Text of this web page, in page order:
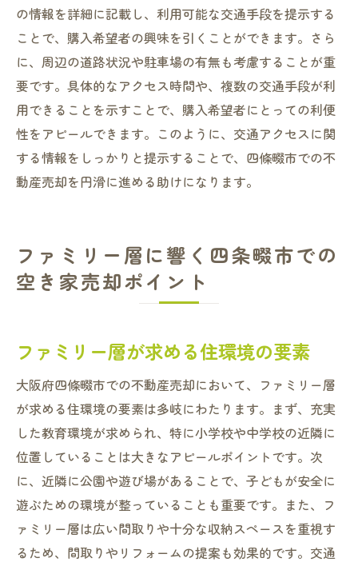
の情報を詳細に記載し、利用可能な交通手段を提示する
ことで、購入希望者の興味を引くことができます。さら
に、周辺の道路状況や駐車場の有無も考慮することが重
要です。具体的なアクセス時間や、複数の交通手段が利
用できることを示すことで、購入希望者にとっての利便
性をアピールできます。このように、交通アクセスに関
する情報をしっかりと提示することで、四條畷市での不
動産売却を円滑に進める助けになります。
ファミリー層に響く四条畷市での
空き家売却ポイント
ファミリー層が求める住環境の要素
大阪府四條畷市での不動産売却において、ファミリー層
が求める住環境の要素は多岐にわたります。まず、充実
した教育環境が求められ、特に小学校や中学校の近隣に
位置していることは大きなアピールポイントです。次
に、近隣に公園や遊び場があることで、子どもが安全に
遊ぶための環境が整っていることも重要です。また、フ
ァミリー層は広い間取りや十分な収納スペースを重視す
るため、間取りやリフォームの提案も効果的です。交通